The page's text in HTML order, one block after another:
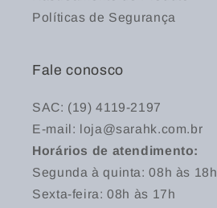
Políticas de Segurança
Fale conosco
SAC: (19) 4119-2197
E-mail: loja@sarahk.com.br
Horários de atendimento:
Segunda à quinta: 08h às 18h
Sexta-feira: 08h às 17h